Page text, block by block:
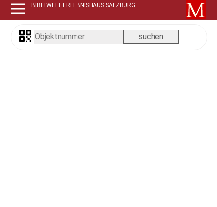
BIBELWELT ERLEBNISHAUS SALZBURG